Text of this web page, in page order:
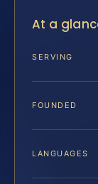
At a
SERVING
FOUNDED
LANGUAGES